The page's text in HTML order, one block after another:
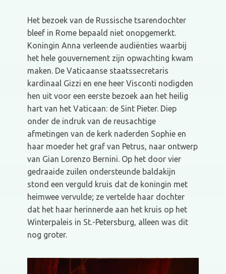
Het bezoek van de Russische tsarendochter
bleef in Rome bepaald niet onopgemerkt.
Koningin Anna verleende audiënties waarbij
het hele gouvernement zijn opwachting kwam
maken. De Vaticaanse staatssecretaris
kardinaal Gizzi en ene heer Visconti nodigden
hen uit voor een eerste bezoek aan het heilig
hart van het Vaticaan: de Sint Pieter. Diep
onder de indruk van de reusachtige
afmetingen van de kerk naderden Sophie en
haar moeder het graf van Petrus, naar ontwerp
van Gian Lorenzo Bernini. Op het door vier
gedraaide zuilen ondersteunde baldakijn
stond een verguld kruis dat de koningin met
heimwee vervulde; ze vertelde haar dochter
dat het haar herinnerde aan het kruis op het
Winterpaleis in St.-Petersburg, alleen was dit
nog groter.